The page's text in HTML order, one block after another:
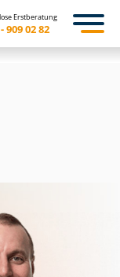
Erstberatung
909 02 82